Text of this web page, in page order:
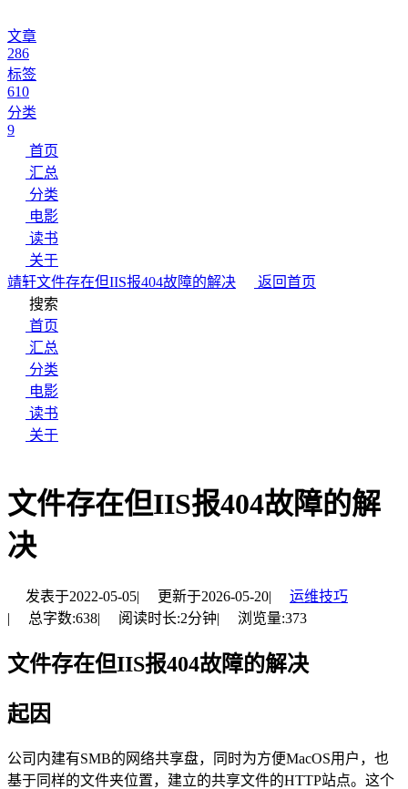
文章
286
标签
610
分类
9
首页
汇总
分类
电影
读书
关于
靖轩文件存在但IIS报404故障的解决
返回首页
搜索
首页
汇总
分类
电影
读书
关于
文件存在但IIS报404故障的解
决
发表于2022-05-05| 更新于2026-05-20|
运维技巧
|
总字数:638| 阅读时长:2分钟| 浏览量:373
文件存在但IIS报404故障的解决
起因
公司内建有SMB的网络共享盘，同时为方便MacOS用户，也
基于同样的文件夹位置，建立的共享文件的HTTP站点。这个